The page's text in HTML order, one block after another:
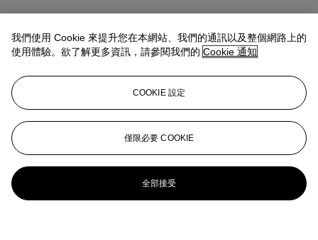
我們使用 Cookie 來提升您在本網站、我們的通訊以及整個網路上的
使用體驗。欲了解更多資訊，請參閱我們的 Cookie 通知
COOKIE 設定
僅限必要 COOKIE
全部接受